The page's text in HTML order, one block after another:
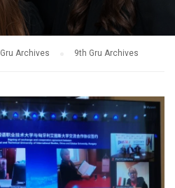
Gru Archives 9th Gru Archives